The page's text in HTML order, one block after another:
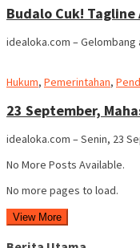
Budalo Cuk!
idealoka.com –
Hukum, Pemerintahan,
23 September,
idealoka.com – Senin, 23
No More Posts Available.
No more pages to load.
View More